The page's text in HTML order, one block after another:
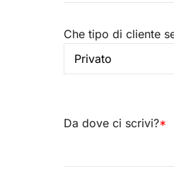
Che tipo di cliente
Da dove ci scrivi?*